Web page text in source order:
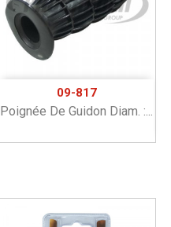
09-817
Poignée De Guidon Diam. :...